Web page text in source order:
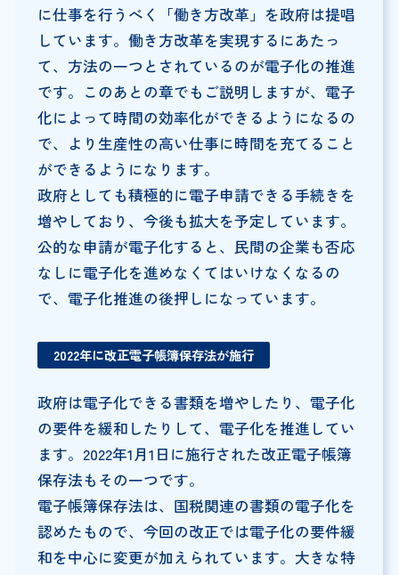
に仕事を行うべく「働き方改革」を政府は提唱
しています。働き方改革を実現するにあたっ
て、方法の一つとされているのが電子化の推進
です。このあとの章でもご説明しますが、電子
化によって時間の効率化ができるようになるの
で、より生産性の高い仕事に時間を充てること
ができるようになります。
政府としても積極的に電子申請できる手続きを
増やしており、今後も拡大を予定しています。
公的な申請が電子化すると、民間の企業も否応
なしに電子化を進めなくてはいけなくなるの
で、電子化推進の後押しになっています。
2022年に改正電子帳簿保存法が施行
政府は電子化できる書類を増やしたり、電子化
の要件を緩和したりして、電子化を推進してい
ます。2022年1月1日に施行された改正電子帳簿
保存法もその一つです。
電子帳簿保存法は、国税関連の書類の電子化を
認めたもので、今回の改正では電子化の要件緩
和を中心に変更が加えられています。大きな特